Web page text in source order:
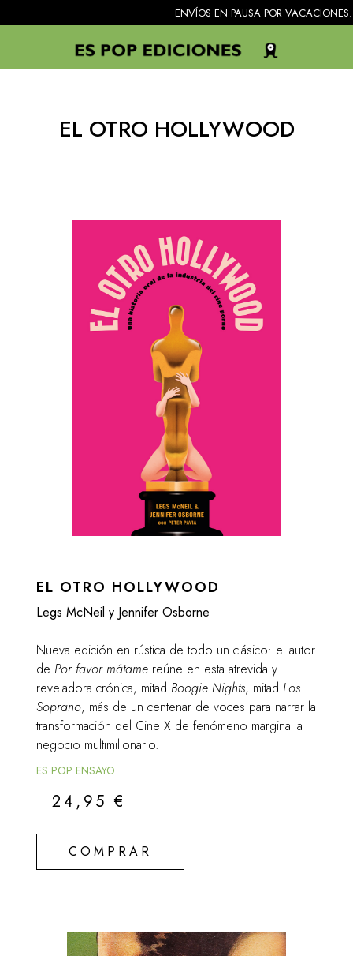
ENVÍOS EN PAUSA POR VACACIONES.
EL OTRO HOLLYWOOD
EL OTRO HOLLYWOOD
Legs McNeil y Jennifer Osborne
Nueva edición en rústica de todo un clásico: el autor
de Por favor mátame reúne en esta atrevida y
reveladora crónica, mitad Boogie Nights, mitad Los
Soprano, más de un centenar de voces para narrar la
transformación del Cine X de fenómeno marginal a
negocio multimillonario.
ES POP ENSAYO
24,95€
COMPRAR